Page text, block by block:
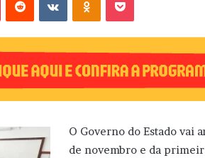
O Governo do Estado vai
de novembro e da